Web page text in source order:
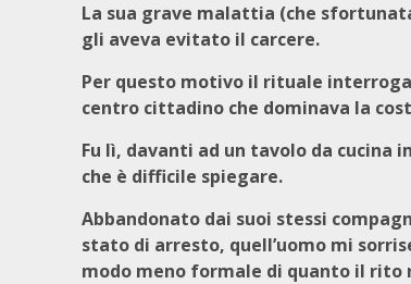
La sua grave malattia (che
gli aveva evitato il carcere.
Per questo motivo il rituale
centro cittadino che dominava la
Fu lì, davanti ad un tavolo da cucina
che è difficile spiegare.
Abbandonato dai suoi stessi
stato di arresto, quell’uomo mi
modo meno formale di quanto il rito